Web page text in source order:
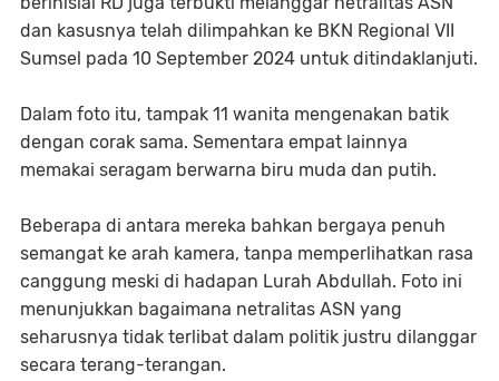
dan kasusnya telah dilimpahkan ke BKN Regional VII
Sumsel pada 10 September 2024 untuk ditindaklanjuti.
Dalam foto itu, tampak 11 wanita mengenakan batik
dengan corak sama. Sementara empat lainnya
memakai seragam berwarna biru muda dan putih.
Beberapa di antara mereka bahkan bergaya penuh
semangat ke arah kamera, tanpa memperlihatkan rasa
canggung meski di hadapan Lurah Abdullah. Foto ini
menunjukkan bagaimana netralitas ASN yang
seharusnya tidak terlibat dalam politik justru dilanggar
secara terang-terangan.